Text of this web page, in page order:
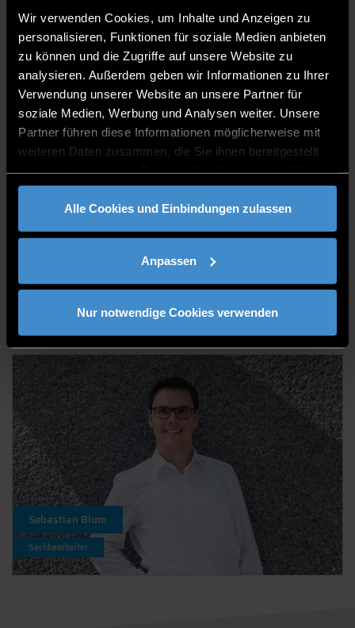
Wir verwenden Cookies, um Inhalte und Anzeigen zu
personalisieren, Funktionen für soziale Medien anbieten
zu können und die Zugriffe auf unsere Website zu
analysieren. Außerdem geben wir Informationen zu Ihrer
Verwendung unserer Website an unsere Partner für
soziale Medien, Werbung und Analysen weiter. Unsere
Partner führen diese Informationen möglicherweise mit
weiteren Daten zusammen, die Sie ihnen bereitgestellt
gesammelt haben.
Alle Cookies und Einbindungen zulassen
Anpassen
Nur notwendige Cookies verwenden
1. STELLVERTRETUNG
Sebastian Blum
Sachbearbeiter